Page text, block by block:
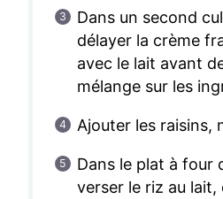
Dans un second
délayer la crème
avec le lait avant
mélange sur les
Ajouter les raisins,
Dans le plat à four
verser le riz au lait,